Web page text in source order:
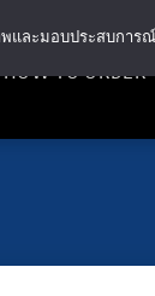
HOW TO ORDER
ละมอบประสบการณ์